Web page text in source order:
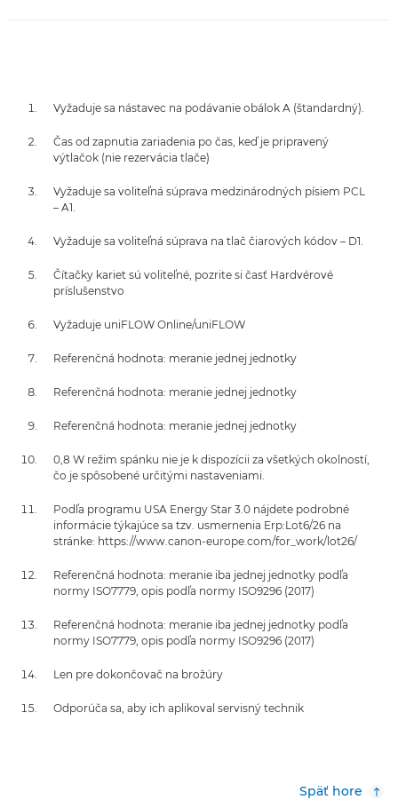
Vyžaduje sa nástavec na podávanie obálok A (štandardný).
Čas od zapnutia zariadenia po čas, keď je pripravený
výtlačok (nie rezervácia tlače)
Vyžaduje sa voliteľná súprava medzinárodných písiem PCL
– A1.
Vyžaduje sa voliteľná súprava na tlač čiarových kódov – D1.
Čítačky kariet sú voliteľné, pozrite si časť Hardvérové
príslušenstvo
Vyžaduje uniFLOW Online/uniFLOW
Referenčná hodnota: meranie jednej jednotky
Referenčná hodnota: meranie jednej jednotky
Referenčná hodnota: meranie jednej jednotky
0,8 W režim spánku nie je k dispozícii za všetkých okolností,
čo je spôsobené určitými nastaveniami.
Podľa programu USA Energy Star 3.0 nájdete podrobné
informácie týkajúce sa tzv. usmernenia Erp:Lot6/26 na
stránke: https://www.canon-europe.com/for_work/lot26/
Referenčná hodnota: meranie iba jednej jednotky podľa
normy ISO7779, opis podľa normy ISO9296 (2017)
Referenčná hodnota: meranie iba jednej jednotky podľa
normy ISO7779, opis podľa normy ISO9296 (2017)
Len pre dokončovač na brožúry
Odporúča sa, aby ich aplikoval servisný technik
Späť hore